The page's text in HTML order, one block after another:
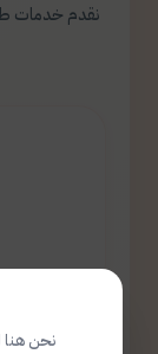
نقدم خدمات
نحن